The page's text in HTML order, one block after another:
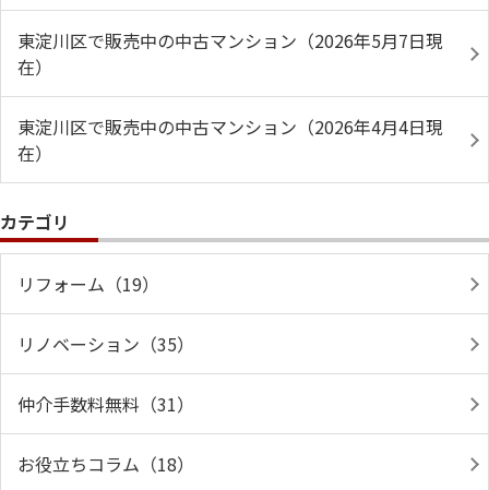
東淀川区で販売中の中古マンション（2026年5月7日現
在）
東淀川区で販売中の中古マンション（2026年4月4日現
在）
カテゴリ
リフォーム（19）
リノベーション（35）
仲介手数料無料（31）
お役立ちコラム（18）